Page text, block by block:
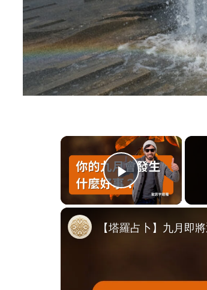
×
Play Video
【塔羅占卜】九月即